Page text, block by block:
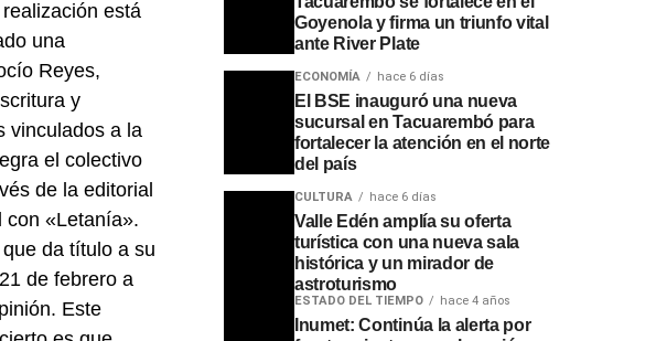
está
una
Reyes,
y
vinculados a la
el colectivo
de la editorial
con «Letanía».
da título a su
de febrero a
Este
Goyenola y firma un triunfo vital
ante River Plate
ECONOMÍA hace 6 días
El BSE inauguró una nueva
sucursal en Tacuarembó para
fortalecer la atención en el norte
del país
CULTURA hace 6 días
Valle Edén amplía su oferta
turística con una nueva sala
histórica y un mirador de
astroturismo
ESTADO DEL TIEMPO hace 4 años
Inumet: Continúa la alerta por